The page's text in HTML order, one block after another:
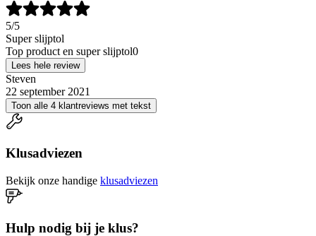
5/5
Super slijptol
Top product en super slijptol0
Lees hele review
Steven
22 september 2021
Toon alle 4 klantreviews met tekst
Klusadviezen
Bekijk onze handige klusadviezen
Hulp nodig bij je klus?